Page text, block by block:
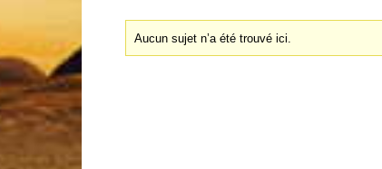
Aucun sujet n’a été trouvé ici.